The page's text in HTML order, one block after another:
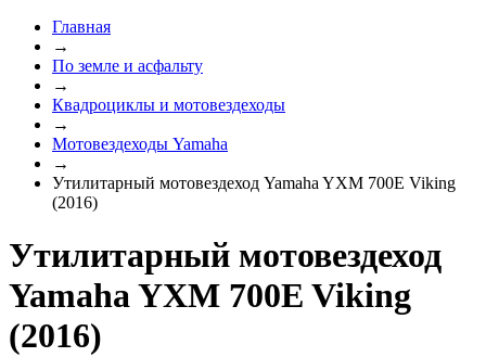
Главная
→
По земле и асфальту
→
Квадроциклы и мотовездеходы
→
Мотовездеходы Yamaha
→
Утилитарный мотовездеход Yamaha YXM 700E Viking
(2016)
Утилитарный мотовездеход
Yamaha YXM 700E Viking
(2016)